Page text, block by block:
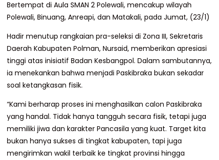
Bertempat di Aula SMAN 2 Polewali, mencakup wilayah
Polewali, Binuang, Anreapi, dan Matakali, pada Jumat, (23/1)
​Hadir menutup rangkaian pra-seleksi di Zona III, Sekretaris
Daerah Kabupaten Polman, Nursaid, memberikan apresiasi
tinggi atas inisiatif Badan Kesbangpol. Dalam sambutannya,
ia menekankan bahwa menjadi Paskibraka bukan sekadar
soal ketangkasan fisik.
“Kami berharap proses ini menghasilkan calon Paskibraka
yang handal. Tidak hanya tangguh secara fisik, tetapi juga
memiliki jiwa dan karakter Pancasila yang kuat. Target kita
bukan hanya sukses di tingkat kabupaten, tapi juga
mengirimkan wakil terbaik ke tingkat provinsi hingga